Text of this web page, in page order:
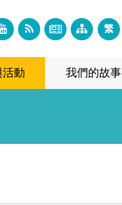
繁
活動 我們的故事